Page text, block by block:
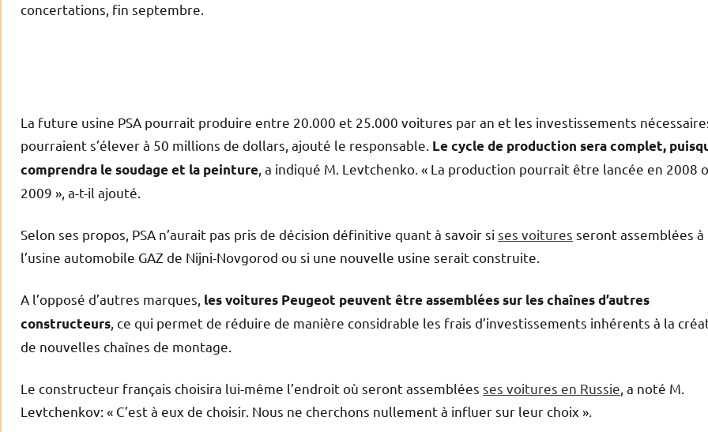
concertations, fin septembre.
La future usine PSA pourrait produire entre 20.000 et 25.000 voitures par an et les investissements
pourraient s’élever à 50 millions de dollars, ajouté le responsable. Le cycle de production sera complet,
comprendra le soudage et la peinture , a indiqué M. Levtchenko. « La production pourrait être lancée en 2008
2009 », a-t-il ajouté.
Selon ses propos, PSA n’aurait pas pris de décision définitive quant à savoir si ses voitures seront assemblées à
l’usine automobile GAZ de Nijni-Novgorod ou si une nouvelle usine serait construite.
A l’opposé d’autres marques, les voitures Peugeot peuvent être assemblées sur les chaînes d’autres
constructeurs , ce qui permet de réduire de manière considrable les frais d’investissements inhérents à la
de nouvelles chaînes de montage.
Le constructeur français choisira lui-même l’endroit où seront assemblées ses voitures en Russie , a noté M.
Levtchenkov: « C’est à eux de choisir. Nous ne cherchons nullement à influer sur leur choix ».